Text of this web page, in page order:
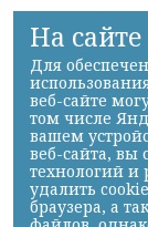
На
Для
веб-сайте
том числе
вашем
веб-сайта, вы
технологий
удалить
браузера, а